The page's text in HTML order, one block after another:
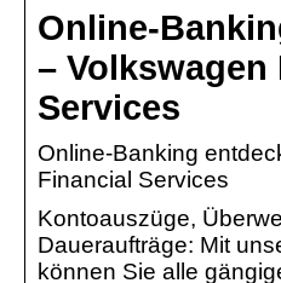
Online-
– Volkswagen
Services
Online-Banking
Financial Services
Kontoauszüge,
Daueraufträge: Mit
können Sie alle